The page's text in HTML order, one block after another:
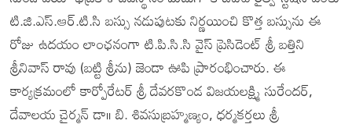
టి.జి.ఎస్.ఆర్.టి.సి బస్సు నడుపుటకు నిర్ణయించి కొత్త బస్సును ఈ
రోజు ఉదయం లాంఛనంగా టి.పి.సి.సి వైస్ ప్రెసిడెంట్ శ్రీ బత్తిని
శ్రీనివాస్ రావు (బట్టి శ్రీను) జెండా ఊపి ప్రారంభించారు. ఈ
కార్యక్రమంలో కార్పోరేటర్ శ్రీ దేవరకొండ విజయలక్ష్మి సురేందర్,
దేవాలయ చైర్మన్ డా॥ బి. శివసుబ్రహ్మణ్యం, ధర్మకర్తలు శ్రీ